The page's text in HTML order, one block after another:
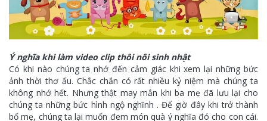
Ý nghĩa khi làm video clip thôi nôi sinh nhật
Có khi nào chúng ta nhớ đến cảm giác khi xem lại những bức
ảnh thời thơ ấu. Chắc chắn có rất nhiều kỷ niệm mà chúng ta
không nhớ hết. Nhưng thật may mắn khi ba mẹ đã lưu lại cho
chúng ta những bức hình ngộ nghĩnh . Để giờ đây khi trở thành
bố mẹ, chúng ta lại muốn đem món quà ý nghĩa đó cho con cái.